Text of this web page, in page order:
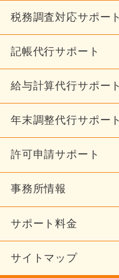
税務調査対応サポート
記帳代行サポート
給与計算代行サポート
年末調整代行サポート
許可申請サポート
事務所情報
サポート料金
サイトマップ